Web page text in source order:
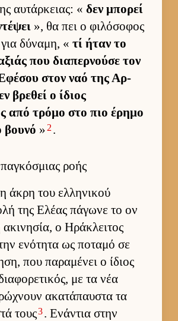
αυ­τάρ­κειας: « δεν μπορεί
», θα πει ο φιλόσοφος
δύναμη, « τί ήταν το
που δια­περ­νούσε τον
στον ναό της Αρ­
βρεθεί ο ίδιος
από τρόμο στο πιο έρημο
βουνό » 2 .
ροής
άκρη του ελ­ληνικού
της Ελέας πάγωνε το ον
ο Ηράκλει­τος
ενότητα ως ποταμό σε
που παραμένει ο ίδιος
με τα νέα
ακατάπαυ­στα τα
τους3. Ενάντια στην